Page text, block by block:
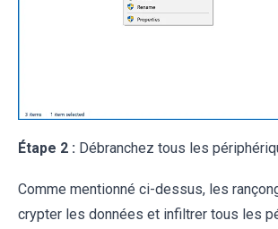
Étape 2 : Débranchez tous les
Comme mentionné ci-dessus, les
crypter les données et infiltrer tous les